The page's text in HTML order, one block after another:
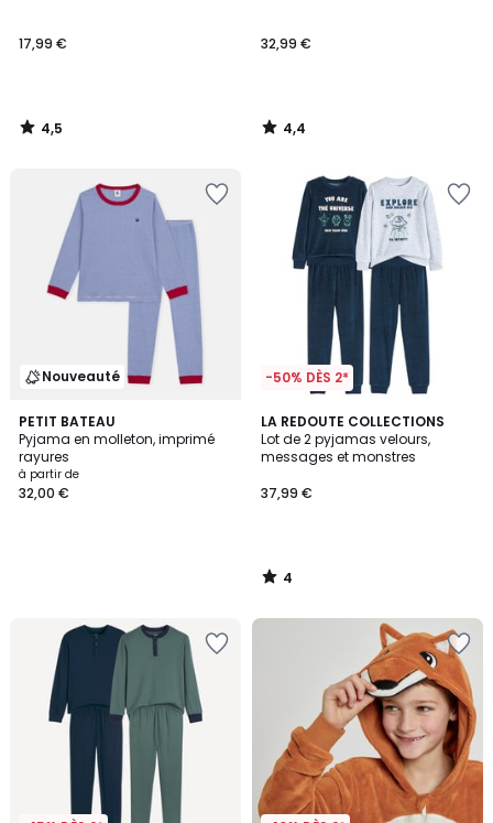
17,99 €
4,5
/
32,99 €
4,4
/
Nouveauté
PETIT BATEAU
Pyjama en molleton, imprimé
rayures
à partir de
32,00 €
-50% DÈS 2*
LA REDOUTE COLLECTIONS
Lot de 2 pyjamas velours,
messages et monstres
37,99 €
4
/
5
4
/